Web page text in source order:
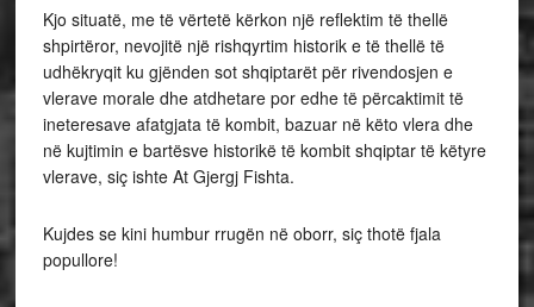
Kjo situatë, me të vërtetë kërkon një reflektim të thellë
shpirtëror, nevojitë një rishqyrtim historik e të thellë të
udhëkryqit ku gjënden sot shqiptarët për rivendosjen e
vlerave morale dhe atdhetare por edhe të përcaktimit të
ineteresave afatgjata të kombit, bazuar në këto vlera dhe
në kujtimin e bartësve historikë të kombit shqiptar të këtyre
vlerave, siç ishte At Gjergj Fishta.
Kujdes se kini humbur rrugën në oborr, siç thotë fjala
popullore!